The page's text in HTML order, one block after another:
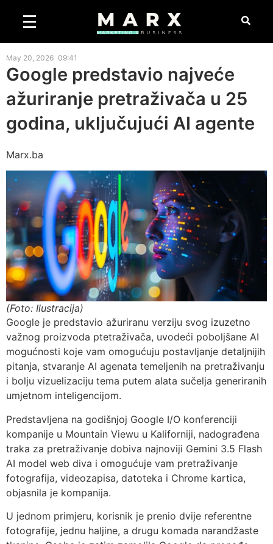
May 20, 2026 09:41
Google predstavio najveće
ažuriranje pretraživača u 25
godina, uključujući AI agente
Marx.ba
(Foto: Ilustracija)
Google je predstavio ažuriranu verziju svog izuzetno
važnog proizvoda ptetraživača, uvodeći poboljšane AI
mogućnosti koje vam omogućuju postavljanje detaljnijih
pitanja, stvaranje AI agenata temeljenih na pretraživanju
i bolju vizuelizaciju tema putem alata sučelja generiranih
umjetnom inteligencijom.
Predstavljena na godišnjoj Google I/O konferenciji
kompanije u Mountain Viewu u Kaliforniji, nadograđena
traka za pretraživanje dobiva najnoviji Gemini 3.5 Flash
AI model web diva i omogućuje vam pretraživanje
fotografija, videozapisa, datoteka i Chrome kartica,
objasnila je kompanija.
U jednom primjeru, korisnik je prenio dvije referentne
fotografije, jednu haljine, a drugu komada narandžaste